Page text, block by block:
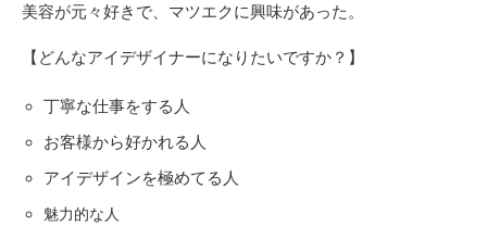
美容が元々好きで、マツエクに興味があった。
【どんなアイデザイナーになりたいですか？】
丁寧な仕事をする人
お客様から好かれる人
アイデザインを極めてる人
魅力的な人